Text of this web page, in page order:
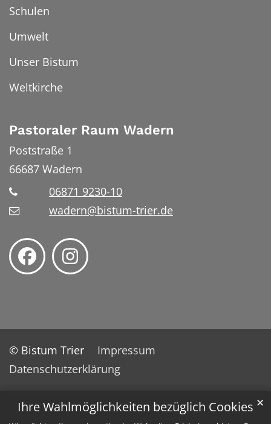
Ihre Wahlmöglichkeiten bezüglich Cookies ✕
Schulen
Umwelt
Unser Bistum
Weltkirche
Pastoraler Raum Wadern
Poststraße 1
66687 Wadern
06871 9230-10
wadern@bistum-trier.de
© Bistum Trier
Impressum
Datenschutzerklärung